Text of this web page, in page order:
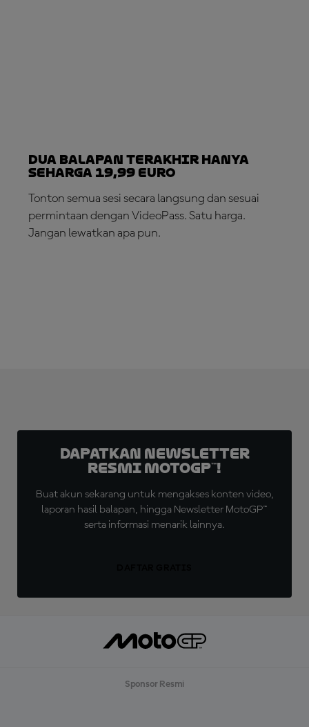
Dua Balapan Terakhir Hanya
Seharga 19,99 Euro
Tonton semua sesi secara langsung dan sesuai
permintaan dengan VideoPass. Satu harga.
Jangan lewatkan apa pun.
Dapatkan Newsletter
Resmi MotoGP™!
Buat akun sekarang untuk mengakses konten video,
laporan hasil balapan, hingga Newsletter MotoGP™
serta informasi menarik lainnya.
Sponsor Resmi